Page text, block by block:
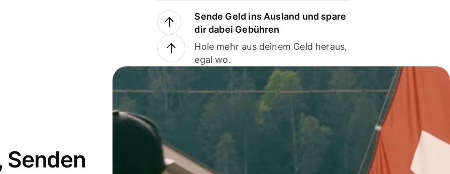
Sende Geld ins Ausland und spare
dir dabei Gebühren
Hole mehr aus deinem Geld heraus,
egal wo.
Senden